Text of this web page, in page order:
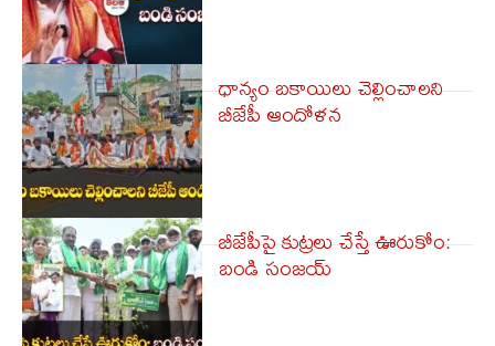
ధాన్యం బకాయిలు చెల్లించాలని
బీజేపీ ఆందోళన
బీజేపీపై కుట్రలు చేస్తే ఊరుకోం:
బండి సంజయ్